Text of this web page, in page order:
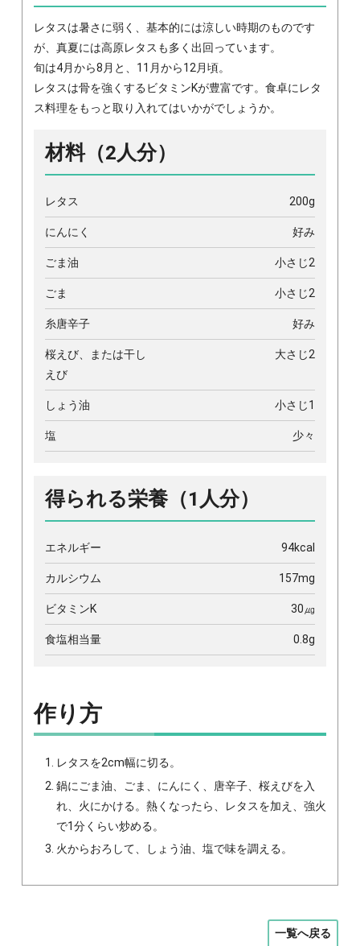
レタスは暑さに弱く、基本的には涼しい時期のものです
が、真夏には高原レタスも多く出回っています。
旬は4月から8月と、11月から12月頃。
レタスは骨を強くするビタミンKが豊富です。食卓にレタ
ス料理をもっと取り入れてはいかがでしょうか。
材料（2人分）
レタス 200g
にんにく 好み
ごま油 小さじ2
ごま 小さじ2
糸唐辛子 好み
桜えび、または干し
えび
大さじ2
しょう油 小さじ1
塩 少々
得られる栄養（1人分）
エネルギー 94kcal
カルシウム 157mg
ビタミンK 30㎍
食塩相当量 0.8g
作り方
レタスを2cm幅に切る。
鍋にごま油、ごま、にんにく、唐辛子、桜えびを入
れ、火にかける。熱くなったら、レタスを加え、強火
で1分くらい炒める。
火からおろして、しょう油、塩で味を調える。
一覧へ戻る